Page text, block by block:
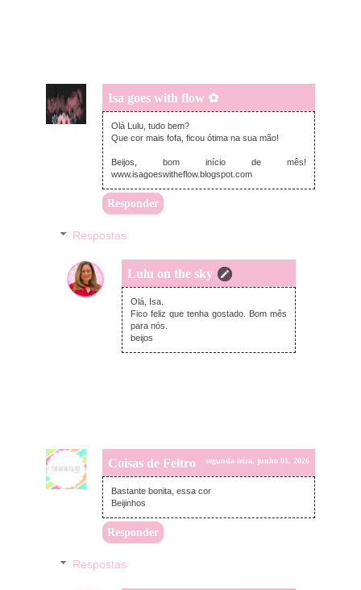
Isa goes with flow ✿
segunda-feira, junho 01, 2026
Olá Lulu, tudo bem?
Que cor mais fofa, ficou ótima na sua mão!
Beijos, bom início de mês!
www.isagoeswitheflow.blogspot.com
Responder
Respostas
Lulu on the sky
domingo, junho 07, 2026
Olá, Isa.
Fico feliz que tenha gostado. Bom mês
para nós.
beijos
Coisas de Feltro segunda-feira, junho 01, 2026
Bastante bonita, essa cor
Beijinhos
Responder
Respostas